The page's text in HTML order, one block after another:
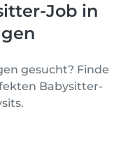
Job in
gesucht? Finde
Babysitter-